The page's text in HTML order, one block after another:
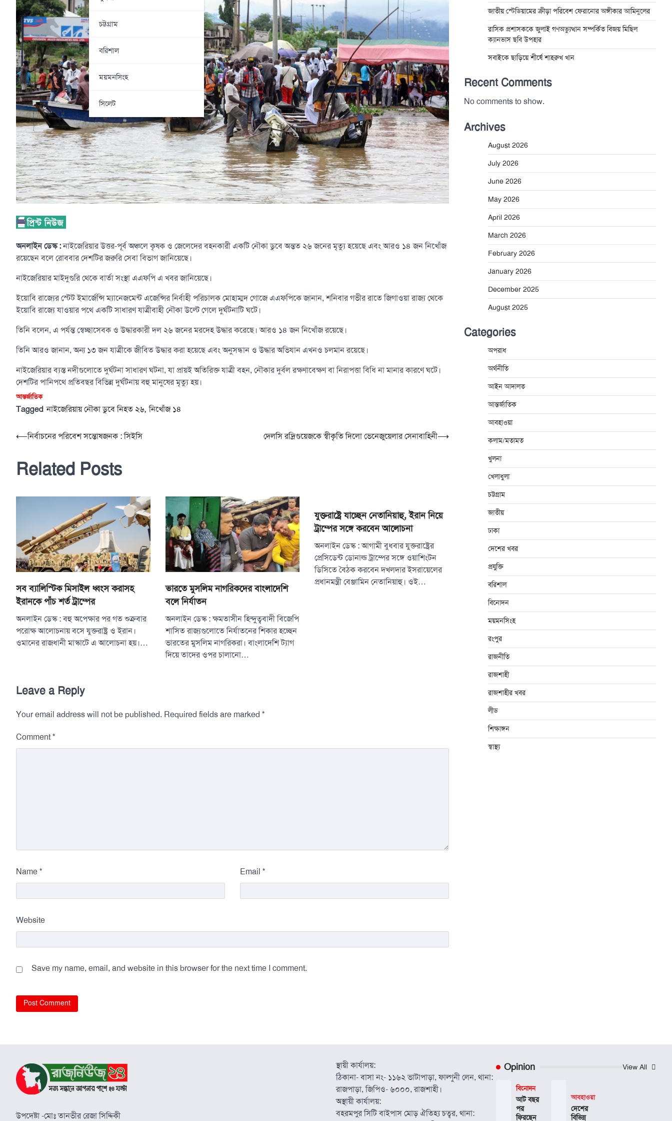
চট্টগ্রাম
বরিশাল
ময়মনসিংহ
সিলেট
অনলাইন ডেস্ক :নাইজেরিয়ার উত্তর-পূর্ব অঞ্চলে কৃষক ও জেলেদের বহনকারী একটি নৌকা ডুবে অন্তত ২৬ জনের মৃত্যু হয়েছে এবং আরও ১৪ জন নিখোঁজ
রয়েছেন বলে রোববার দেশটির জরুরি সেবা বিভাগ জানিয়েছে।
নাইজেরিয়ার মাইদুগুরি থেকে বার্তা সংস্থা এএফপি এ খবর জানিয়েছে।
ইয়োবি রাজ্যের স্টেট ইমার্জেন্সি ম্যানেজমেন্ট এজেন্সির নির্বাহী পরিচালক মোহাম্মদ গোজে এএফপিকে জানান, শনিবার গভীর রাতে জিগাওয়া রাজ্য থেকে
ইয়োবি রাজ্যে যাওয়ার পথে একটি সাধারণ যাত্রীবাহী নৌকা উল্টে গেলে দুর্ঘটনাটি ঘটে।
তিনি বলেন, এ পর্যন্ত স্বেচ্ছাসেবক ও উদ্ধারকারী দল ২৬ জনের মরদেহ উদ্ধার করেছে। আরও ১৪ জন নিখোঁজ রয়েছে।
তিনি আরও জানান, অন্য ১৩ জন যাত্রীকে জীবিত উদ্ধার করা হয়েছে এবং অনুসন্ধান ও উদ্ধার অভিযান এখনও চলমান রয়েছে।
নাইজেরিয়ার ব্যস্ত নদীগুলোতে দুর্ঘটনা সাধারণ ঘটনা, যা প্রায়ই অতিরিক্ত যাত্রী বহন, নৌকার দুর্বল রক্ষণাবেক্ষণ বা নিরাপত্তা বিধি না মানার কারণে ঘটে।
দেশটির পানিপথে প্রতিবছর বিভিন্ন দুর্ঘটনায় বহু মানুষের মৃত্যু হয়।
আন্তর্জাতিক
Taggedনাইজেরিয়ায় নৌকা ডুবে নিহত ২৬,নিখোঁজ ১৪
Post
⟵নির্বাচনের পরিবেশ সন্তোষজনক : সিইসি দেলসি রদ্রিগুয়েজকে স্বীকৃতি দিলো ভেনেজুয়েলার সেনাবাহিনী⟶
Related Posts
সব ব্যালিস্টিক মিসাইল ধ্বংস করাসহ
ইরানকে পাঁচ শর্ত ট্রাম্পের
অনলাইন ডেস্ক : বহু অপেক্ষার পর গত শুক্রবার
পরোক্ষ আলোচনায় বসে যুক্তরাষ্ট্র ও ইরান।
ওমানের রাজধানী মাস্কাটে এ আলোচনা হয়।…
ভারতে মুসলিম নাগরিকদের বাংলাদেশি
বলে নির্যাতন
অনলাইন ডেস্ক : ক্ষমতাসীন হিন্দুত্ববাদী বিজেপি
শাসিত রাজ্যগুলোতে নির্যাতনের শিকার হচ্ছেন
ভারতের মুসলিম নাগরিকরা। বাংলাদেশি ট্যাগ
দিয়ে তাদের ওপর চালানো…
যুক্তরাষ্ট্রে যাচ্ছেন নেতানিয়াহু, ইরান নিয়ে
ট্রাম্পের সঙ্গে করবেন আলোচনা
অনলাইন ডেস্ক : আগামী বুধবার যুক্তরাষ্ট্রের
প্রেসিডেন্ট ডোনাল্ড ট্রাম্পের সঙ্গে ওয়াশিংটন
ডিসিতে বৈঠক করবেন দখলদার ইসরায়েলের
প্রধানমন্ত্রী বেঞ্জামিন নেতানিয়াহু। ওই…
Leave a Reply
Your email address will not be published. Required fields are marked *
Comment *
Name * Email *
Website
Save my name, email, and website in this browser for the next time I comment.
জাতীয় স্টেডিয়ামের ক্রীড়া পরিবেশ ফেরানোর অঙ্গীকার আমিনুলের
রাসিক প্রশাসককে জুলাই গণঅভ্যুত্থান সম্পর্কিত বিজয় মিছিল
ক্যানভাস ছবি উপহার
সবাইকে ছাড়িয়ে শীর্ষে শাহরুখ খান
Recent Comments
No comments to show.
Archives
August 2026
July 2026
June 2026
May 2026
April 2026
March 2026
February 2026
January 2026
December 2025
August 2025
Categories
অপরাধ
অর্থনীতি
আইন আদালত
আন্তর্জাতিক
আবহাওয়া
কলাম/মতামত
খুলনা
খেলাধুলা
চট্টগ্রাম
জাতীয়
ঢাকা
দেশের খবর
প্রযুক্তি
বরিশাল
বিনোদন
ময়মনসিংহ
রংপুর
রাজনীতি
রাজশাহী
রাজশাহীর খবর
লীড
শিক্ষাঙ্গন
স্বাস্থ্য
উপদেষ্টা -মোঃ তানভীর রেজা সিদ্দিকী
স্থায়ী কার্যালয়:
ঠিকানা- বাসা নং- ১১৬২ ভাটাপাড়া, ফাল্গুনী লেন, থানা:
রাজপাড়া, জিপিও- ৬০০০, রাজশাহী।
অস্থায়ী কার্যালয়:
বহরমপুর সিটি বাইপাস মোড় ঐতিহ্য চত্বর, থানা:
Opinion View All
বিনোদন
আট বছর
পর
ফিরছেন
আবহাওয়া
দেশের
বিভিন্ন